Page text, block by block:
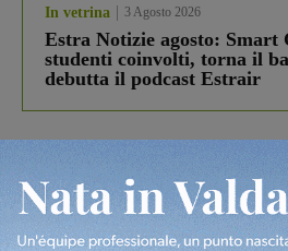
In vetrina 3 Agosto 2026
Estra Notizie agosto: Smart
studenti coinvolti, torna il
debutta il podcast Estrair
Più lette